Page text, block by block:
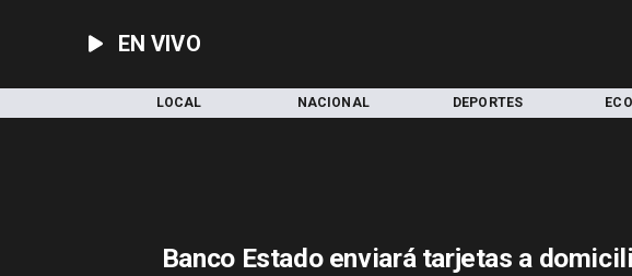
EN VIVO
LOCAL NACIONAL DEPORTES
Banco Estado enviará tarjetas a